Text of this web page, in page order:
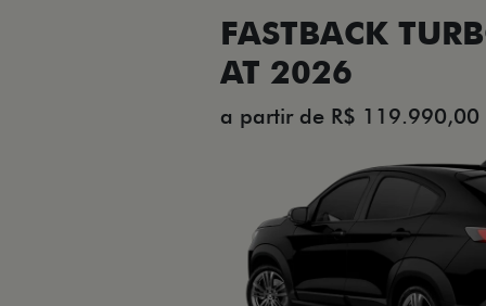
FASTBACK
AT 2026
a partir de R$ 119.990,00